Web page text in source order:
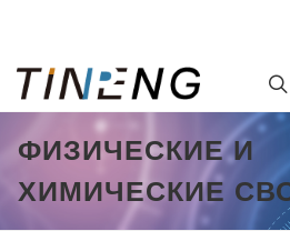
ФИЗИЧЕСКИЕ И
ХИМИЧЕСКИЕ